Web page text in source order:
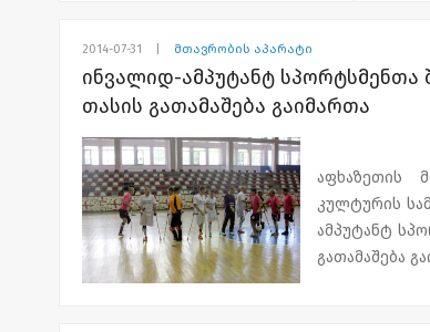
აფხაზეთის
2014-07-31 მთავრობის აპარატი
ინვალიდ-ამპუტანტ
თასის გათამაშება გაიმართა
აფხაზეთის
კულტურის
ამპუტანტ
გათამაშება